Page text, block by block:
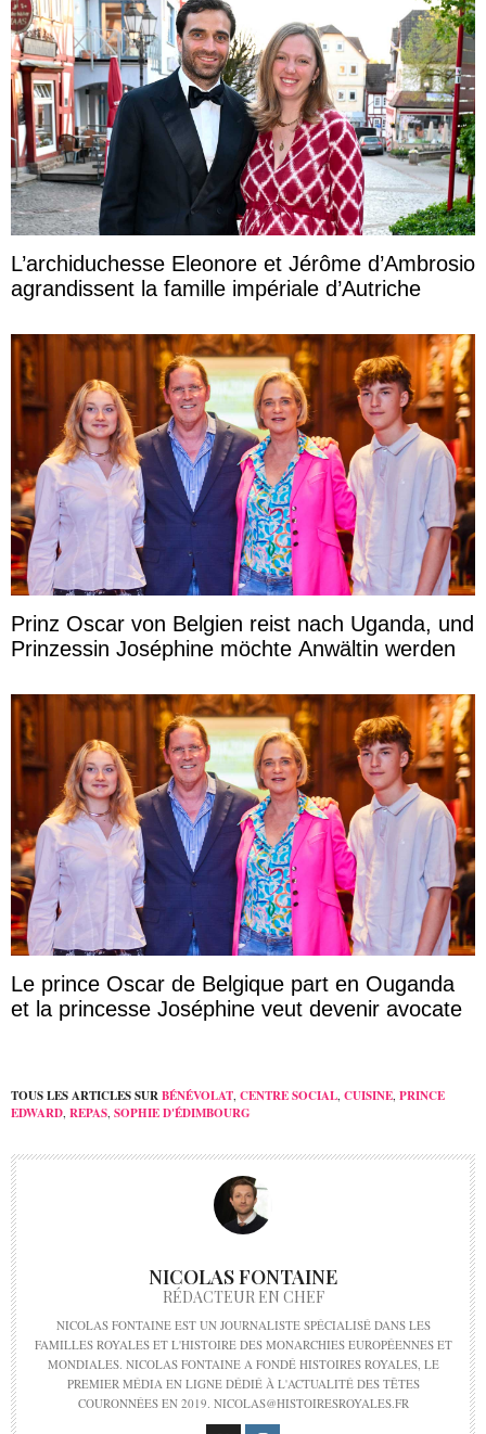
L’archiduchesse Eleonore et Jérôme d’Ambrosio
agrandissent la famille impériale d’Autriche
Prinz Oscar von Belgien reist nach Uganda, und
Prinzessin Joséphine möchte Anwältin werden
Le prince Oscar de Belgique part en Ouganda
et la princesse Joséphine veut devenir avocate
TOUS LES ARTICLES SURBÉNÉVOLAT CENTRE SOCIAL CUISINE PRINCE
EDWARD REPAS SOPHIE D'ÉDIMBOURG
NICOLAS FONTAINE
RÉDACTEUR EN CHEF
NICOLAS FONTAINE EST UN JOURNALISTE SPÉCIALISÉ DANS LES
FAMILLES ROYALES ET L'HISTOIRE DES MONARCHIES EUROPÉENNES ET
MONDIALES. NICOLAS FONTAINE A FONDÉ HISTOIRES ROYALES, LE
PREMIER MÉDIA EN LIGNE DÉDIÉ À L'ACTUALITÉ DES TÊTES
COURONNÉES EN 2019. NICOLAS@HISTOIRESROYALES.FR